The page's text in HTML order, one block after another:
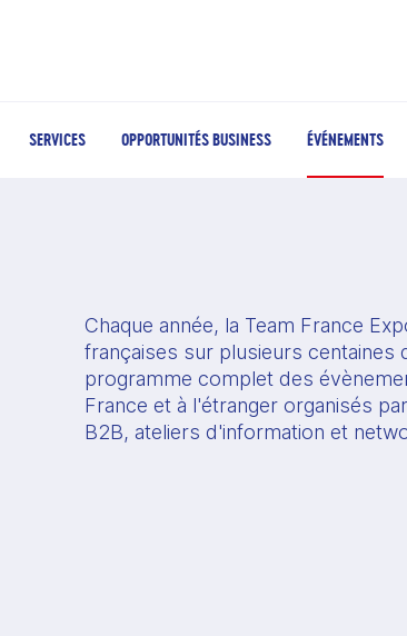
SERVICES OPPORTUNITÉS BUSINESS ÉVÉNEMENTS
Chaque année, la Team France
françaises sur plusieurs centaines
programme complet des
France et à l'étranger organisés
B2B, ateliers d'information et